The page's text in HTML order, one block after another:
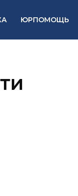
ЮРПОМОЩЬ